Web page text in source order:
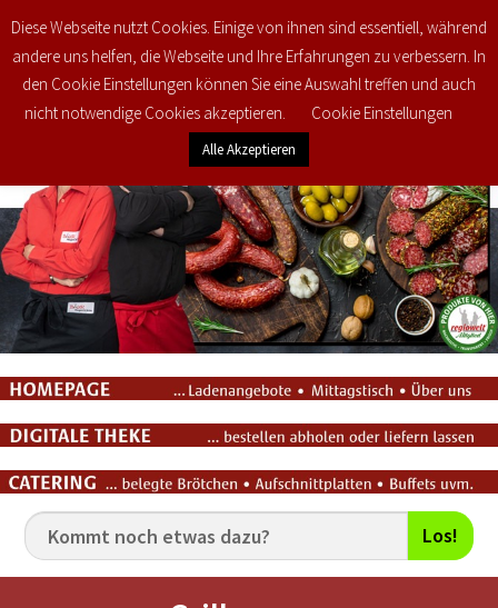
€0,00 0
Los!
Diese Webseite nutzt Cookies. Einige von ihnen sind essentiell, während
andere uns helfen, die Webseite und Ihre Erfahrungen zu verbessern. In
den Cookie Einstellungen können Sie eine Auswahl treffen und auch
nicht notwendige Cookies akzeptieren.
Cookie Einstellungen
Alle Akzeptieren